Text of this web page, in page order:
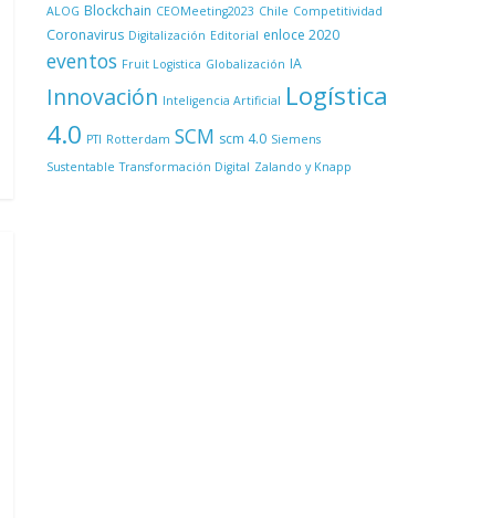
ALOG Blockchain CEOMeeting2023 Chile Competitividad
Coronavirus Digitalización Editorial enloce 2020
eventos Fruit Logistica Globalización IA
Innovación Inteligencia Artificial Logística
4.0 PTI Rotterdam SCM scm 4.0 Siemens
Sustentable Transformación Digital Zalando y Knapp